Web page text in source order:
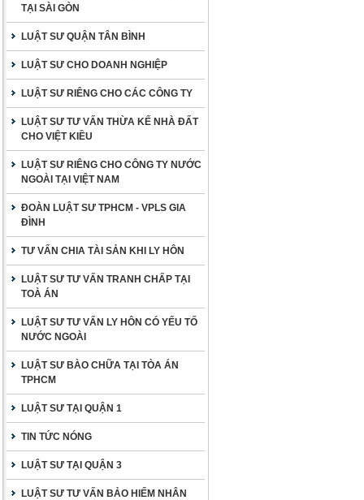
TẠI SÀI GÒN
LUẬT SƯ QUẬN TÂN BÌNH
LUẬT SƯ CHO DOANH NGHIỆP
LUẬT SƯ RIÊNG CHO CÁC CÔNG TY
LUẬT SƯ TƯ VẤN THỪA KẾ NHÀ ĐẤT
CHO VIỆT KIỀU
LUẬT SƯ RIÊNG CHO CÔNG TY NƯỚC
NGOÀI TẠI VIỆT NAM
ĐOÀN LUẬT SƯ TPHCM - VPLS GIA
ĐÌNH
TƯ VẤN CHIA TÀI SẢN KHI LY HÔN
LUẬT SƯ TƯ VẤN TRANH CHẤP TẠI
TOÀ ÁN
LUẬT SƯ TƯ VẤN LY HÔN CÓ YẾU TỐ
NƯỚC NGOÀI
LUẬT SƯ BÀO CHỮA TẠI TÒA ÁN
TPHCM
LUẬT SƯ TẠI QUẬN 1
TIN TỨC NÓNG
LUẬT SƯ TẠI QUẬN 3
LUẬT SƯ TƯ VẤN BẢO HIỂM NHÂN